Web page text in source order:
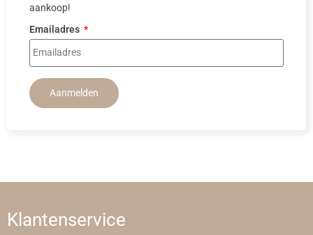
aankoop!
Emailadres
Aanmelden
Klantenservice